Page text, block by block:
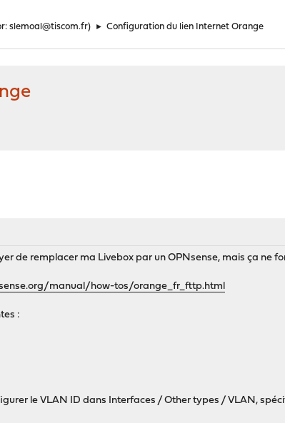
slemoal@tiscom.fr) ► Configuration du lien Internet Orange
de remplacer ma Livebox par un OPNsense, mais ça ne
manual/how-tos/orange_fr_fttp.html
:
le VLAN ID dans Interfaces / Other types / VLAN,